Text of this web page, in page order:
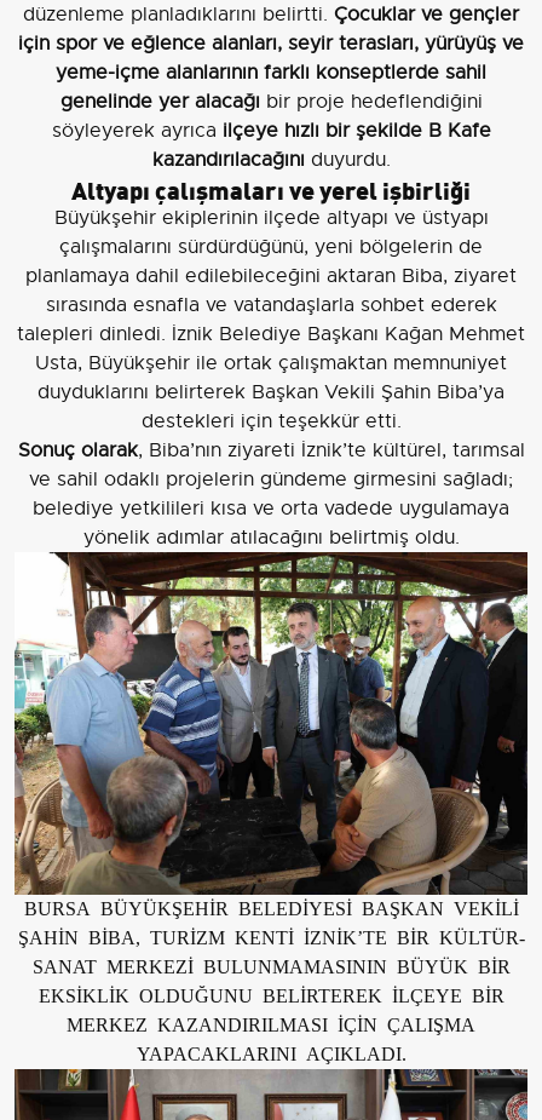
düzenleme planladıklarını belirtti. Çocuklar ve gençler
için spor ve eğlence alanları, seyir terasları, yürüyüş ve
yeme-içme alanlarının farklı konseptlerde sahil
genelinde yer alacağı bir proje hedeflendiğini
söyleyerek ayrıca ilçeye hızlı bir şekilde B Kafe
kazandırılacağını duyurdu.
Altyapı çalışmaları ve yerel işbirliği
Büyükşehir ekiplerinin ilçede altyapı ve üstyapı
çalışmalarını sürdürdüğünü, yeni bölgelerin de
planlamaya dahil edilebileceğini aktaran Biba, ziyaret
sırasında esnafla ve vatandaşlarla sohbet ederek
talepleri dinledi. İznik Belediye Başkanı Kağan Mehmet
Usta, Büyükşehir ile ortak çalışmaktan memnuniyet
duyduklarını belirterek Başkan Vekili Şahin Biba’ya
destekleri için teşekkür etti.
Sonuç olarak, Biba’nın ziyareti İznik’te kültürel, tarımsal
ve sahil odaklı projelerin gündeme girmesini sağladı;
belediye yetkilileri kısa ve orta vadede uygulamaya
yönelik adımlar atılacağını belirtmiş oldu.
BURSA BÜYÜKŞEHİR BELEDİYESİ BAŞKAN VEKİLİ
ŞAHİN BİBA, TURİZM KENTİ İZNİK’TE BİR KÜLTÜR-
SANAT MERKEZİ BULUNMAMASININ BÜYÜK BİR
EKSİKLİK OLDUĞUNU BELİRTEREK İLÇEYE BİR
MERKEZ KAZANDIRILMASI İÇİN ÇALIŞMA
YAPACAKLARINI AÇIKLADI.